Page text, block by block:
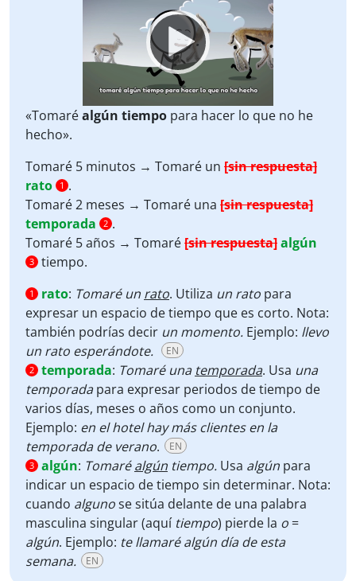
«Tomaréalgún tiempo para hacer lo que no he
hecho».
Tomaré 5 minutos → Tomaré un [sin respuesta]
rato
1 .
Tomaré 2 meses → Tomaré una [sin respuesta]
temporada
2 .
Tomaré 5 años → Tomaré[sin respuesta]algún
3 tiempo.
1 rato: Tomaré un rato. Utiliza un rato para
expresar un espacio de tiempo que es corto. Nota:
también podrías decir un momento. Ejemplo: llevo
un rato esperándote.
EN
2 temporada: Tomaré una temporada. Usa una
temporadapara expresar periodos de tiempo de
varios días, meses o años como un conjunto.
Ejemplo: en el hotel hay más clientes en la
temporada de verano. EN
3 algún: Tomaréalgún tiempo. Usa algún para
indicar un espacio de tiempo sin determinar. Nota:
cuando algunose sitúa delante de una palabra
masculina singular (aquí tiempo) pierde la o =
algún. Ejemplo: te llamaré algún día de esta
semana.
EN